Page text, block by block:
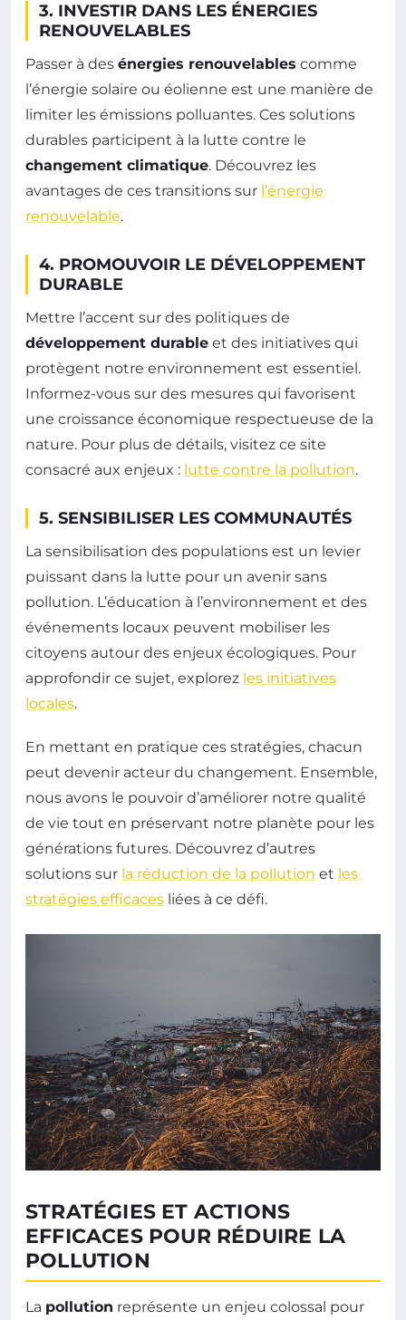
3. INVESTIR DANS LES ÉNERGIES
RENOUVELABLES
Passer à des énergies renouvelables comme
l’énergie solaire ou éolienne est une manière de
limiter les émissions polluantes. Ces solutions
durables participent à la lutte contre le
changement climatique. Découvrez les
avantages de ces transitions sur l’énergie
renouvelable.
4. PROMOUVOIR LE DÉVELOPPEMENT
DURABLE
Mettre l’accent sur des politiques de
développement durable et des initiatives qui
protègent notre environnement est essentiel.
Informez-vous sur des mesures qui favorisent
une croissance économique respectueuse de la
nature. Pour plus de détails, visitez ce site
consacré aux enjeux : lutte contre la pollution.
5. SENSIBILISER LES COMMUNAUTÉS
La sensibilisation des populations est un levier
puissant dans la lutte pour un avenir sans
pollution. L’éducation à l’environnement et des
événements locaux peuvent mobiliser les
citoyens autour des enjeux écologiques. Pour
approfondir ce sujet, explorez les initiatives
locales.
En mettant en pratique ces stratégies, chacun
peut devenir acteur du changement. Ensemble,
nous avons le pouvoir d’améliorer notre qualité
de vie tout en préservant notre planète pour les
générations futures. Découvrez d’autres
solutions sur la réduction de la pollution et les
stratégies efficaces liées à ce défi.
STRATÉGIES ET ACTIONS
EFFICACES POUR RÉDUIRE LA
POLLUTION
La pollution représente un enjeu colossal pour